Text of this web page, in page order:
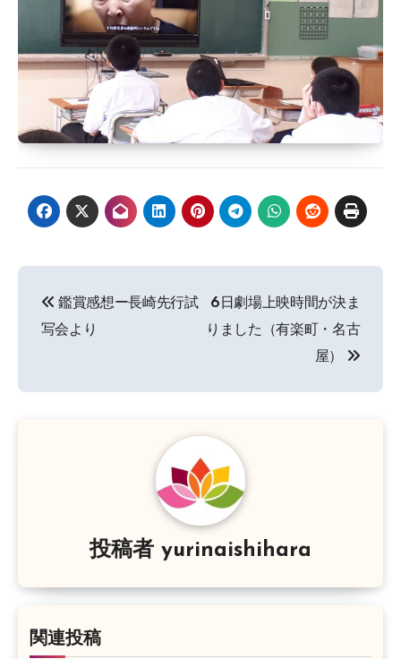
稿
ビ
鑑賞感想ー長崎先行試
写会より
6日劇場上映時間が決ま
りました（有楽町・名古
屋）
投稿者 yurinaishihara
関連投稿